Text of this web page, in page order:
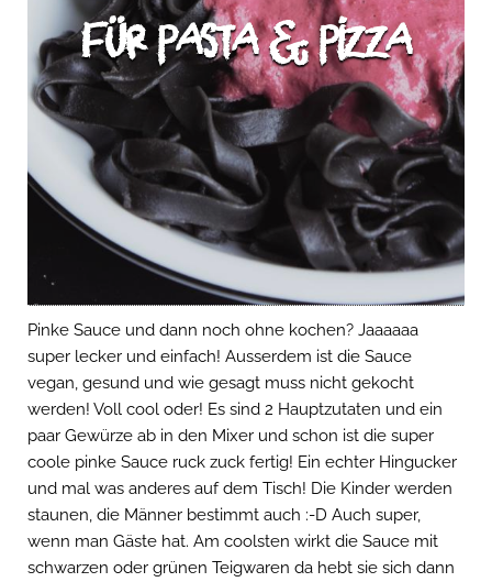
für Pasta & Pizza
Pinke Sauce und dann noch ohne kochen? Jaaaaaa
super lecker und einfach! Ausserdem ist die Sauce
vegan, gesund und wie gesagt muss nicht gekocht
werden! Voll cool oder! Es sind 2 Hauptzutaten und ein
paar Gewürze ab in den Mixer und schon ist die super
coole pinke Sauce ruck zuck fertig! Ein echter Hingucker
und mal was anderes auf dem Tisch! Die Kinder werden
staunen, die Männer bestimmt auch :-D Auch super,
wenn man Gäste hat. Am coolsten wirkt die Sauce mit
schwarzen oder grünen Teigwaren da hebt sie sich dann